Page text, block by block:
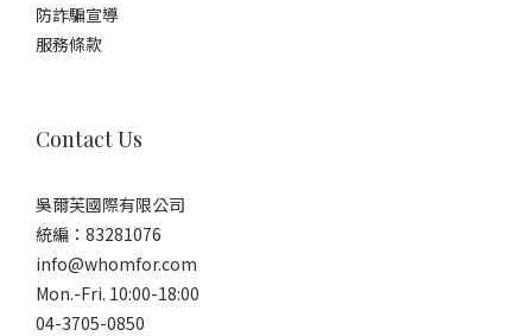
防詐騙宣導
服務條款
Contact Us
吳爾芙國際有限公司
統編：83281076
info@whomfor.com
Mon.-Fri. 10:00-18:00
04-3705-0850